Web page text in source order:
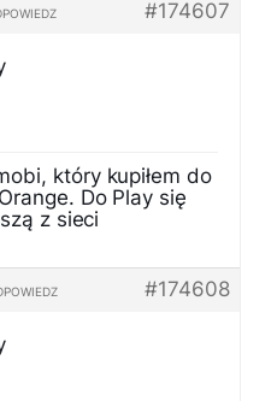
#174607
który kupiłem do
Do Play się
z sieci
#174608